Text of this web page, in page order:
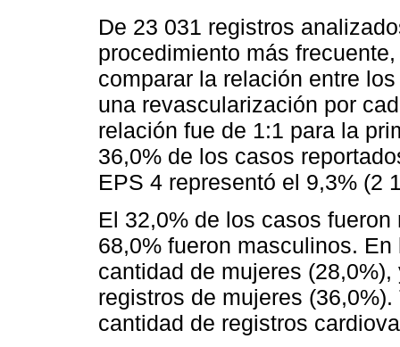
De 23 031 registros
procedimiento más
comparar la relación entre
una revascularización por
relación fue de 1:1 para la
36,0% de los casos
EPS 4 representó el 9,3% (2
El 32,0% de los casos
68,0% fueron masculinos.
cantidad de mujeres
registros de mujeres
cantidad de registros